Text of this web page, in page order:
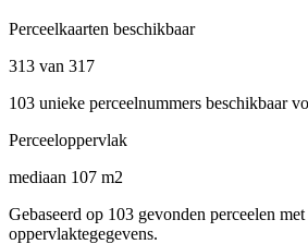
Perceelkaarten beschikbaar
313 van 317
103 unieke perceelnummers beschikbaar
Perceeloppervlak
mediaan 107 m2
Gebaseerd op 103 gevonden perceelen
oppervlaktegegevens.